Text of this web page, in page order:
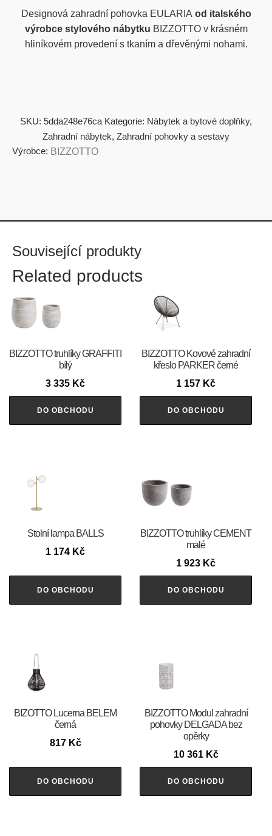
Designová zahradní pohovka EULARIA od italského
výrobce stylového nábytku BIZZOTTO v krásném
hliníkovém provedení s tkaním a dřevěnými nohami.
SKU: 5dda248e76ca Kategorie: Nábytek a bytové doplňky,
Zahradní nábytek, Zahradní pohovky a sestavy
Výrobce: BIZZOTTO
Související produkty
Related products
BIZZOTTO truhlíky GRAFFITI
bílý
3 335 Kč
DO OBCHODU
BIZZOTTO Kovové zahradní
křeslo PARKER černé
1 157 Kč
DO OBCHODU
Stolní lampa BALLS
1 174 Kč
DO OBCHODU
BIZZOTTO truhlíky CEMENT
malé
1 923 Kč
DO OBCHODU
BIZOTTO Lucerna BELEM
černá
817 Kč
DO OBCHODU
BIZZOTTO Modul zahradní
pohovky DELGADA bez
opěrky
10 361 Kč
DO OBCHODU